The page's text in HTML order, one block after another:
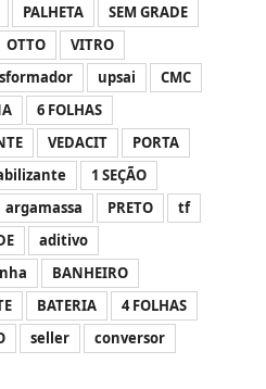
PALHETA
SEM GRADE
OTTO
VITRO
upsai
CMC
6 FOLHAS
VEDACIT
PORTA
1 SEÇÃO
argamassa PRETO
tf
aditivo
BANHEIRO
BATERIA
4 FOLHAS
seller conversor